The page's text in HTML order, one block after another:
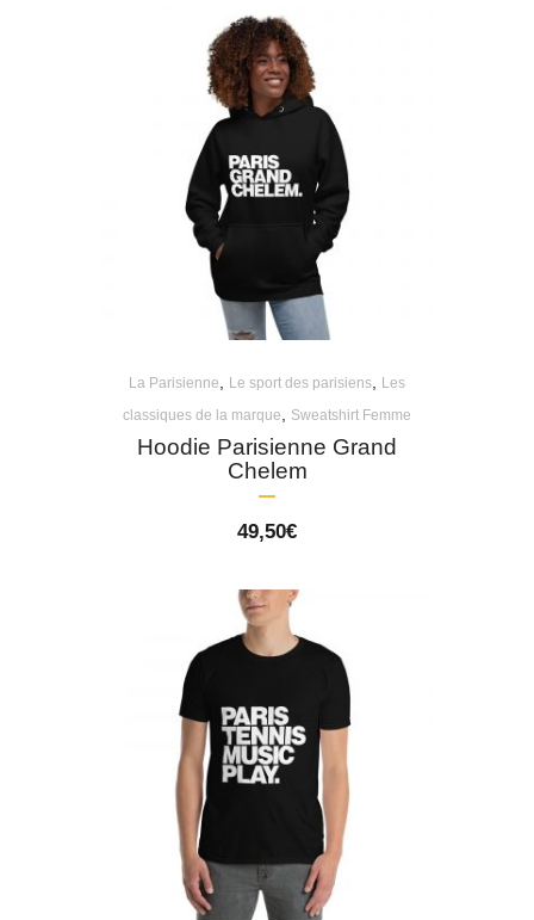
La Parisienne Le sport des parisiens
Les
classiques de la marque
Sweatshirt Femme
Hoodie Parisienne Grand
Chelem
49,50€